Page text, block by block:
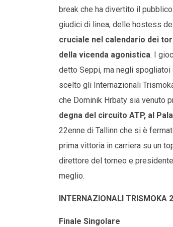
break che ha divertito il
giudici di linea, delle hostess
cruciale nel calendario dei
della vicenda agonistica. I
detto Seppi, ma negli
scelto gli Internazionali
che Dominik Hrbaty sia venuto
degna del circuito ATP, al
22enne di Tallinn che si è
prima vittoria in carriera su un
direttore del torneo e
meglio.
INTERNAZIONALI TRISMOKA
Finale Singolare